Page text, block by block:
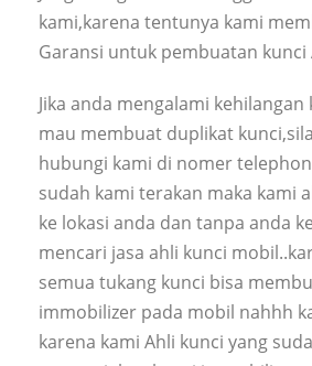
kami,karena tentunya kami
Garansi untuk pembuatan kunci
Jika anda mengalami kehilangan
mau membuat duplikat
hubungi kami di nomer
sudah kami terakan maka kami
ke lokasi anda dan tanpa anda
mencari jasa ahli kunci
semua tukang kunci bisa
immobilizer pada mobil nahhh
karena kami Ahli kunci yang